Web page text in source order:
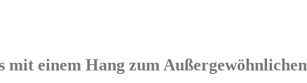
mit einem Hang zum Außergewöhnlichen